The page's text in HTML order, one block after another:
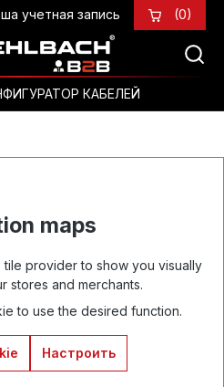
учетная запись (0)
КАБЕЛЕЙ
maps
provider to show you visually
stores and merchants.
to use the desired function.
Настроить